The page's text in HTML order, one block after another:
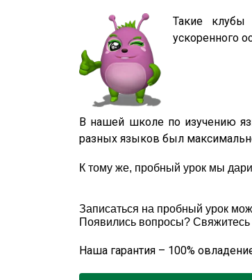
Такие клубы
ускоренного
В нашей школе по изучению
разных языков был
К тому же, пробный урок мы
Записаться на пробный урок
Появились вопросы?
Наша гарантия – 100%